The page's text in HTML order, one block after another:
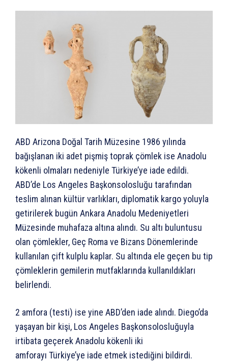
ABD Arizona Doğal Tarih Müzesine 1986 yılında
bağışlanan iki adet pişmiş toprak çömlek ise Anadolu
kökenli olmaları nedeniyle Türkiye’ye iade edildi.
ABD’de Los Angeles Başkonsolosluğu tarafından
teslim alınan kültür varlıkları, diplomatik kargo yoluyla
getirilerek bugün Ankara Anadolu Medeniyetleri
Müzesinde muhafaza altına alındı. Su altı buluntusu
olan çömlekler, Geç Roma ve Bizans Dönemlerinde
kullanılan çift kulplu kaplar. Su altında ele geçen bu tip
çömleklerin gemilerin mutfaklarında kullanıldıkları
belirlendi.
2 amfora (testi) ise yine ABD’den iade alındı. Diego’da
yaşayan bir kişi, Los Angeles Başkonsolosluğuyla
irtibata geçerek Anadolu kökenli iki
amforayı Türkiye’ye iade etmek istediğini bildirdi.